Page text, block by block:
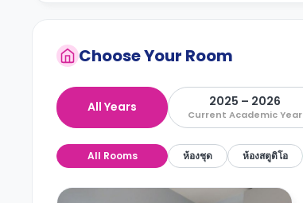
Choose Your Room
All Years 2025 – 2026
Current Academic Year
All Rooms ห้องชุด ห้องสตูดิโอ